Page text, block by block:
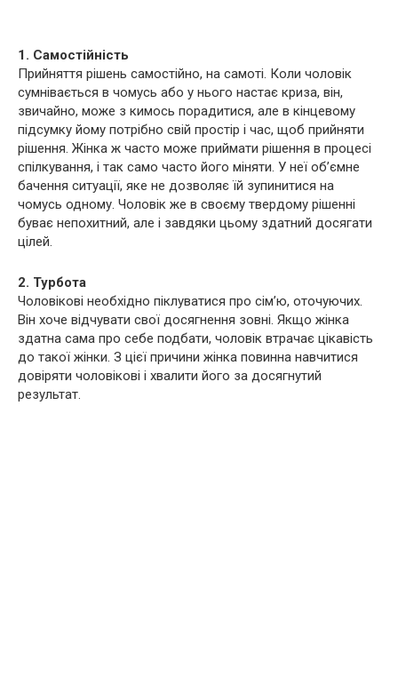
1. Самостійність
Прийняття рішень самостійно, на самоті. Коли чоловік
сумнівається в чомусь або у нього настає криза, він,
звичайно, може з кимось порадитися, але в кінцевому
підсумку йому потрібно свій простір і час, щоб прийняти
рішення. Жінка ж часто може приймати рішення в процесі
спілкування, і так само часто його міняти. У неї об’ємне
бачення ситуації, яке не дозволяє їй зупинитися на
чомусь одному. Чоловік же в своєму твердому рішенні
буває непохитний, але і завдяки цьому здатний досягати
цілей.
2. Турбота
Чоловікові необхідно піклуватися про сім’ю, оточуючих.
Він хоче відчувати свої досягнення зовні. Якщо жінка
здатна сама про себе подбати, чоловік втрачає цікавість
до такої жінки. З цієї причини жінка повинна навчитися
довіряти чоловікові і хвалити його за досягнутий
результат.